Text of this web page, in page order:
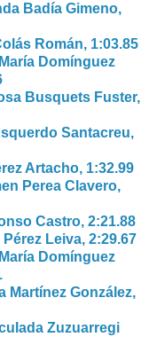
Badía Gimeno,
Román, 1:03.85
Domínguez
Busquets Fuster,
Santacreu,
Artacho, 1:32.99
Perea Clavero,
Castro, 2:21.88
Pérez Leiva, 2:29.67
Domínguez
Martínez González,
Zuzuarregi